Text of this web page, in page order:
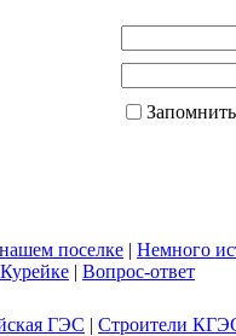
поселке | Немного
| Вопрос-ответ
ГЭС | Строители